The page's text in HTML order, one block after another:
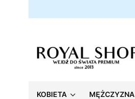
KOBIETA MĘŻCZYZNA